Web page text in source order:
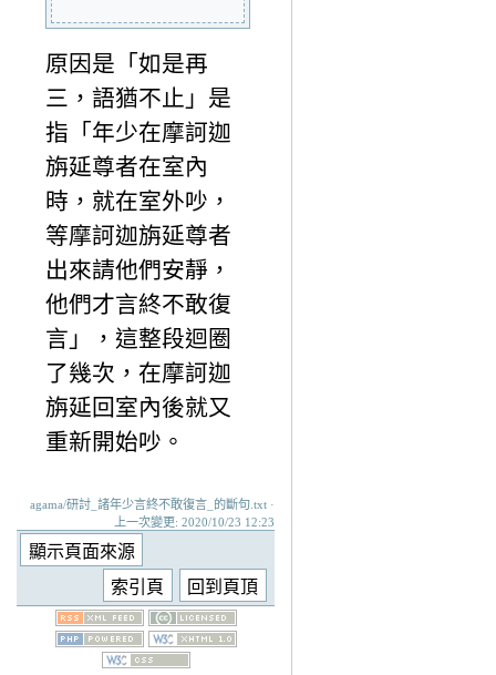
原因是「如是再
三，語猶不止」是
指「年少在摩訶迦
旃延尊者在室內
時，就在室外吵，
等摩訶迦旃延尊者
出來請他們安靜，
他們才言終不敢復
言」，這整段迴圈
了幾次，在摩訶迦
旃延回室內後就又
重新開始吵。
agama/研討_諸年少言終不敢復言_的斷句.txt ·
上一次變更: 2020/10/23 12:23